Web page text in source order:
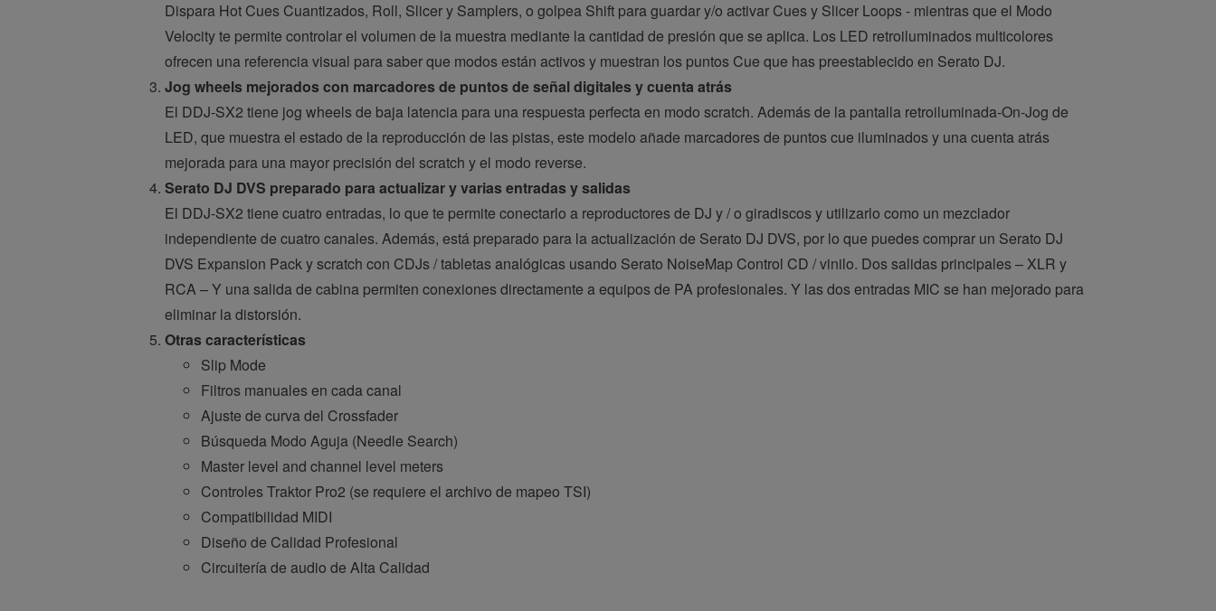
Dispara Hot Cues Cuantizados, Roll, Slicer y Samplers, o golpea Shift para guardar y/o activar Cues y Slicer Loops - mientras que el Modo
Velocity te permite controlar el volumen de la muestra mediante la cantidad de presión que se aplica. Los LED retroiluminados multicolores
ofrecen una referencia visual para saber que modos están activos y muestran los puntos Cue que has preestablecido en Serato DJ.
Jog wheels mejorados con marcadores de puntos de señal digitales y cuenta atrás
El DDJ-SX2 tiene jog wheels de baja latencia para una respuesta perfecta en modo scratch. Además de la pantalla retroiluminada-On-Jog de
LED, que muestra el estado de la reproducción de las pistas, este modelo añade marcadores de puntos cue iluminados y una cuenta atrás
mejorada para una mayor precisión del scratch y el modo reverse.
Serato DJ DVS preparado para actualizar y varias entradas y salidas
El DDJ-SX2 tiene cuatro entradas, lo que te permite conectarlo a reproductores de DJ y / o giradiscos y utilizarlo como un mezclador
independiente de cuatro canales. Además, está preparado para la actualización de Serato DJ DVS, por lo que puedes comprar un Serato DJ
DVS Expansion Pack y scratch con CDJs / tabletas analógicas usando Serato NoiseMap Control CD / vinilo. Dos salidas principales – XLR y
RCA – Y una salida de cabina permiten conexiones directamente a equipos de PA profesionales. Y las dos entradas MIC se han mejorado para
eliminar la distorsión.
Otras características
Slip Mode
Filtros manuales en cada canal
Ajuste de curva del Crossfader
Búsqueda Modo Aguja (Needle Search)
Master level and channel level meters
Controles Traktor Pro2 (se requiere el archivo de mapeo TSI)
Compatibilidad MIDI
Diseño de Calidad Profesional
Circuitería de audio de Alta Calidad